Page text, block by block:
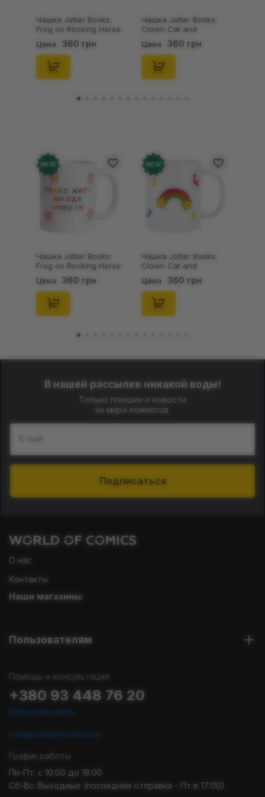
Чашка Jotter Books:
Frog on Rocking Horse:
«Тяжко Жити Шкода
Вмерти», (720121)
Цена 360 грн
Чашка Jotter Books:
Clown Cat and
Rainbow:
«Професійний
Дурник», (720119)
Цена 360 грн
NEW
Чашка Jotter Books:
Frog on Rocking Horse:
«Тяжко Жити Шкода
Вмерти», (720121)
Цена 360 грн
NEW
Чашка Jotter Books:
Clown Cat and
Rainbow:
«Професійний
Дурник», (720119)
Цена 360 грн
В нашей рассылке никакой воды!
Только плюшки и новости
из мира комиксов.
E-mail
Подписаться
О нас
Контакты
Наши магазины:
Пользователям
Помощь и консультация
+380 93 448 76 20
Обратная связь
info@worldofcomics.ua
График работы
Пн-Пт: с 10:00 до 18:00
Сб-Вс: Выходные (последняя отправка - Пт в 17:00)